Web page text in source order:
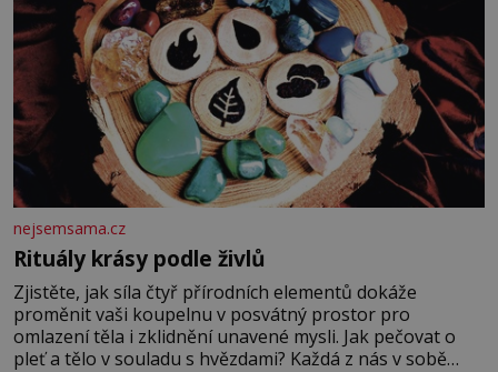
nejsemsama.cz
Rituály krásy podle živlů
Zjistěte, jak síla čtyř přírodních elementů dokáže
proměnit vaši koupelnu v posvátný prostor pro
omlazení těla i zklidnění unavené mysli. Jak pečovat o
pleť a tělo v souladu s hvězdami? Každá z nás v sobě